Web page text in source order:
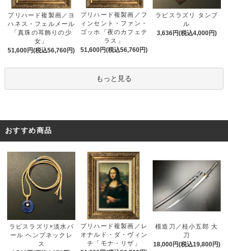
プリハード複製画／ヨ
ハネス・フェルメール
「真珠の耳飾りの少
女」
51,600円(税込56,760円)
プリハード複製画／フ
ィンセント・ファン・
ゴッホ「夜のカフェテ
ラス」
51,600円(税込56,760円)
ラピスラズリ タンブ
ル
3,636円(税込4,000円)
もっと見る
おすすめ商品
ラピスラズリ×淡水パ
ール ヘンプネックレ
ス
プリハード複製画／レ
オナルド・ダ・ヴィン
チ「モナ・リザ」
模造刀／桂小五郎 大
刀
18,000円(税込19,800円)